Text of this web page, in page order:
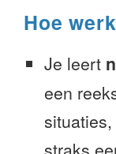
Hoe
Je leert
een
situaties,
straks